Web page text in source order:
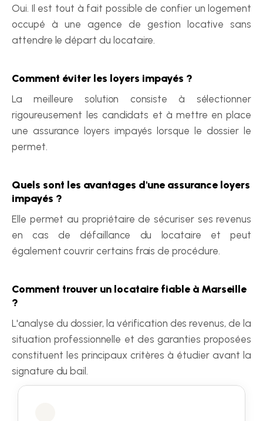
Oui. Il est tout à fait possible de confier un logement
occupé à une agence de gestion locative sans
attendre le départ du locataire.
Comment éviter les loyers impayés ?
La meilleure solution consiste à sélectionner
rigoureusement les candidats et à mettre en place
une assurance loyers impayés lorsque le dossier le
permet.
Quels sont les avantages d'une assurance loyers
impayés ?
Elle permet au propriétaire de sécuriser ses revenus
en cas de défaillance du locataire et peut
également couvrir certains frais de procédure.
Comment trouver un locataire fiable à Marseille
?
L'analyse du dossier, la vérification des revenus, de la
situation professionnelle et des garanties proposées
constituent les principaux critères à étudier avant la
signature du bail.